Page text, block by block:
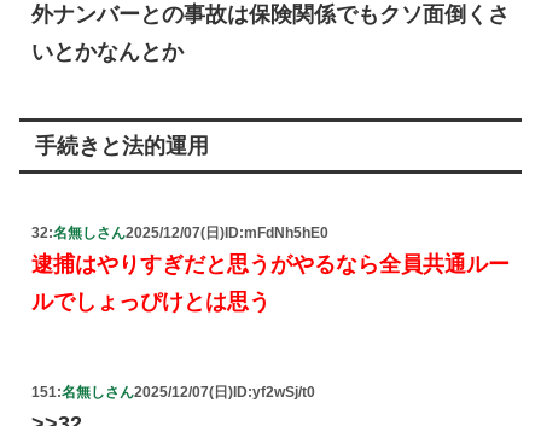
外ナンバーとの事故は保険関係でもクソ面倒くさ
いとかなんとか
手続きと法的運用
32:名無しさん2025/12/07(日)ID:mFdNh5hE0
逮捕はやりすぎだと思うがやるなら全員共通ルー
ルでしょっぴけとは思う
151:名無しさん2025/12/07(日)ID:yf2wSj/t0